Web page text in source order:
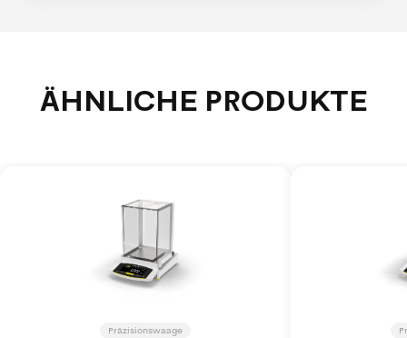
ÄHNLICHE PRODUKTE
Präzisionswaage